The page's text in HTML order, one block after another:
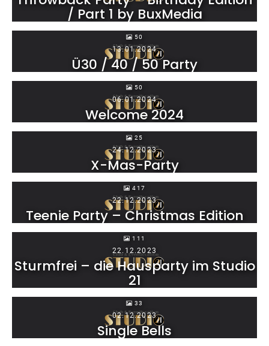
/ Part 1 by BuxMedia
50
13.01.2024
Ü30 / 40 / 50 Party
50
06.01.2024
Welcome 2024
25
24.12.2023
X-Mas-Party
417
22.12.2023
Teenie Party – Christmas Edition
111
22.12.2023
Sturmfrei – die Hausparty im Studio
21
33
02.12.2023
Single Bells